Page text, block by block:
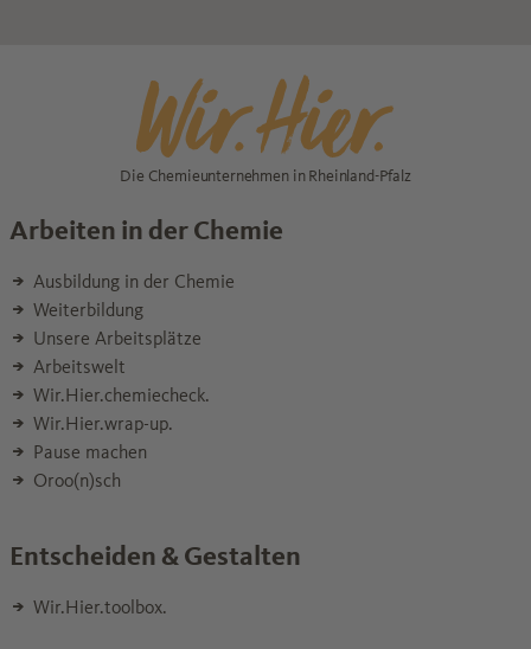
Die Chemieunternehmen in Rheinland-Pfalz
Arbeiten in der Chemie
Ausbildung in der Chemie
Weiterbildung
Unsere Arbeitsplätze
Arbeitswelt
Wir.Hier.chemiecheck.
Wir.Hier.wrap-up.
Pause machen
Oroo(n)sch
Entscheiden & Gestalten
Wir.Hier.toolbox.